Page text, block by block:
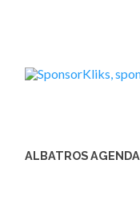
ALBATROS AGENDA